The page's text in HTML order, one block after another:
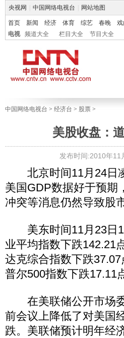
央视网 中国网络电视台 网站地图
首页 新闻 经济 体育 综艺 春晚 戏
电视
频道大全 栏目大全 节目大全
中国网络电视台 > 经济台 > 股票 >
美股收盘：
发布时间:2010年11
北京时间11月24日凌
美国GDP数据好于预期
冲突等消息仍然导致股
美东时间11月23日
业平均指数下跌142.21
达克综合指数下跌
普尔500指数下跌17.11
在美联储公开市场委
前会议上降低了对美国
跌。美联储预计明年经